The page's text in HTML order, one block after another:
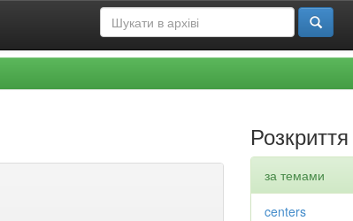
Розкриття
за темами
centers